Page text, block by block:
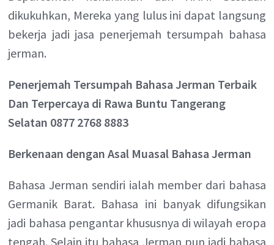
dikukuhkan, Mereka yang lulus ini dapat langsung
bekerja jadi jasa penerjemah tersumpah bahasa
jerman.
Penerjemah Tersumpah Bahasa Jerman Terbaik
Dan Terpercaya di Rawa Buntu Tangerang
Selatan 0877 2768 8883
Berkenaan dengan Asal Muasal Bahasa Jerman
Bahasa Jerman sendiri ialah member dari bahasa
Germanik Barat. Bahasa ini banyak difungsikan
jadi bahasa pengantar khususnya di wilayah eropa
tengah. Selain itu bahasa Jerman pun jadi bahasa